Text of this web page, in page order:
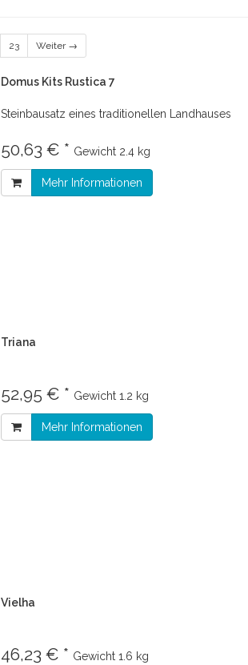
23 Weiter →
Domus Kits Rustica 7
Steinbausatz eines traditionellen Landhauses
50,63 € * Gewicht 2.4 kg
Mehr Informationen
Triana
52,95 € * Gewicht 1.2 kg
Mehr Informationen
Vielha
46,23 € * Gewicht 1.6 kg